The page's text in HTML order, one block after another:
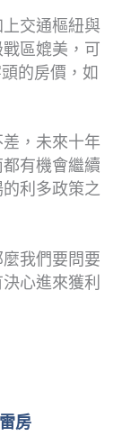
交通樞紐與
區媲美，可
的房價，如
，未來十年
有機會繼續
利多政策之
我們要問要
心進來獲利
房